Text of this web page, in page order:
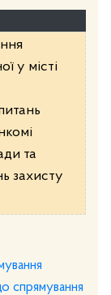
у місті
та
захисту
спрямування